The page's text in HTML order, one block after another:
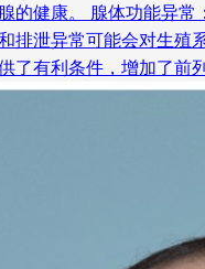
的健康。 腺体功能异
排泄异常可能会对生
有利条件，增加了前